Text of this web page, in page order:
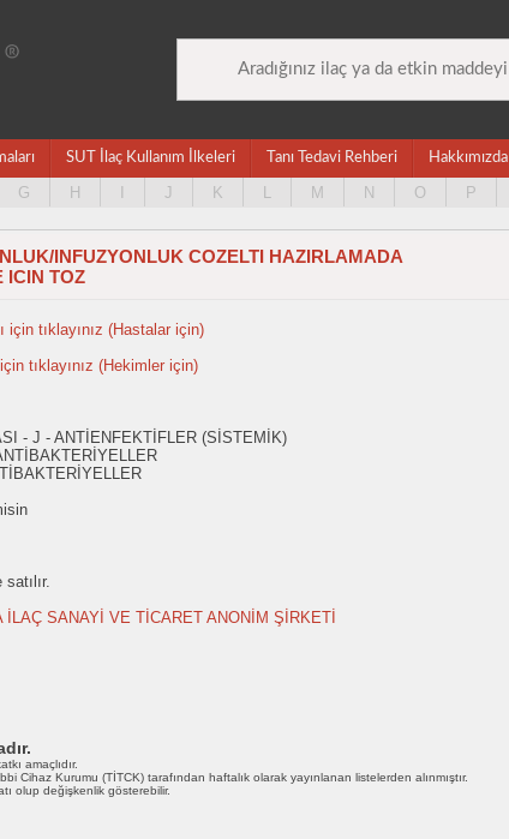
SUT İlaç Kullanım İlkeleri Tanı Tedavi Rehberi Hakkımızda
G H J K L M N O P
INFUZYONLUK COZELTI HAZIRLAMADA
ICIN TOZ
için tıklayınız (Hastalar için)
tıklayınız (Hekimler için)
- J - ANTİENFEKTİFLER (SİSTEMİK)
İLAÇ SANAYİ VE TİCARET ANONİM ŞİRKETİ
amaçlıdır.
Cihaz Kurumu (TİTCK) tarafından haftalık olarak yayınlanan listelerden alınmıştır.
olup değişkenlik gösterebilir.